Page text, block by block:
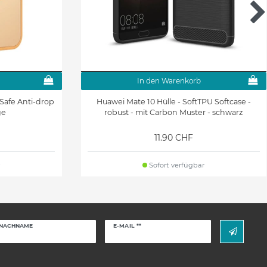
Anti-drop
In den Warenkorb
Huawei Mate 10 Hülle - SoftTPU Softcase -
robust - mit Carbon Muster - schwarz
11.90 CHF
Sofort verfügbar
E-MAIL **
Newsletter